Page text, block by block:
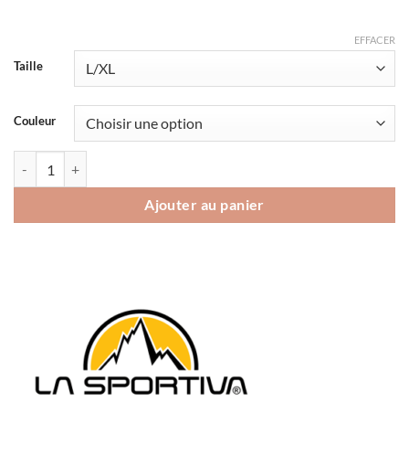
Taille
Couleur
EFFACER
Ajouter au panier